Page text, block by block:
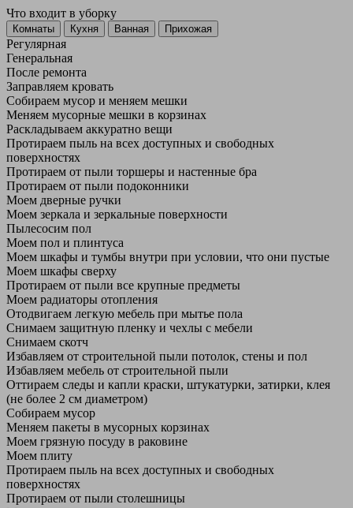
Что входит в уборку
Регу­лярная
Гене­ральная
После ремонта
Заправляем кровать
Собираем мусор и меняем мешки
Меняем мусорные мешки в корзинах
Раскладываем аккуратно вещи
Протираем пыль на всех доступных и свободных
поверхностях
Протираем от пыли торшеры и настенные бра
Протираем от пыли подоконники
Моем дверные ручки
Моем зеркала и зеркальные поверхности
Пылесосим пол
Моем пол и плинтуса
Моем шкафы и тумбы внутри при условии, что они пустые
Моем шкафы сверху
Протираем от пыли все крупные предметы
Моем радиаторы отопления
Отодвигаем легкую мебель при мытье пола
Снимаем защитную пленку и чехлы с мебели
Снимаем скотч
Избавляем от строительной пыли потолок, стены и пол
Избавляем мебель от строительной пыли
Оттираем следы и капли краски, штукатурки, затирки, клея
(не более 2 см диаметром)
Собираем мусор
Меняем пакеты в мусорных корзинах
Моем грязную посуду в раковине
Моем плиту
Протираем пыль на всех доступных и свободных
поверхностях
Протираем от пыли столешницы